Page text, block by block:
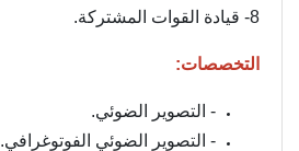
8- قيادة القوات المشتركة.
التخصصات:
- التصوير الضوئي.
- التصوير الضوئي الفوتوغرافي.